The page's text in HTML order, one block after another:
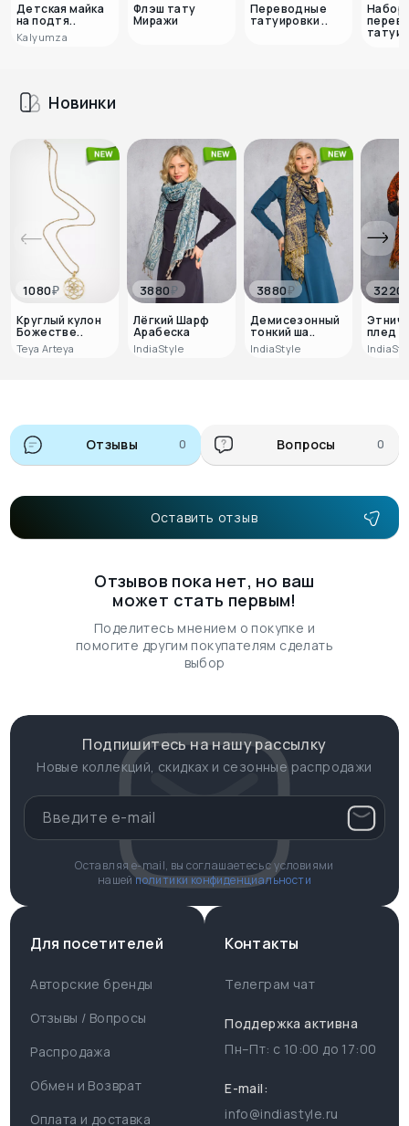
Контакты
Для пользователя
Информация
Детская майка
на подтя..
Kalyumza
Флэш тату
Миражи
Переводные
татуировки ..
Набор
татуи..
Новинки
1080₽
Круглый кулон
Божестве..
Teya Arteya
3880₽
Лёгкий Шарф
Арабеска
IndiaStyle
3880₽
Демисезонный
тонкий ша..
IndiaStyle
3220
плед
Отзывы 0 Вопросы 0
Оставить отзыв
Отзывов пока нет, но ваш
может стать первым!
Поделитесь мнением о покупке и
помогите другим покупателям сделать
выбор
Для посетителей
Авторские бренды
Отзывы / Вопросы
Распродажа
Обмен и Возврат
Оплата и доставка
Подпишитесь на нашу рассылку
Новые коллекций, скидках и сезонные распродажи
Оставляя e-mail, вы соглашаетесь с условиями
нашейполитики конфиденциальности
Контакты
Телеграм чат
Поддержка активна
Пн–Пт: с 10:00 до 17:00
E-mail:
info@indiastyle.ru